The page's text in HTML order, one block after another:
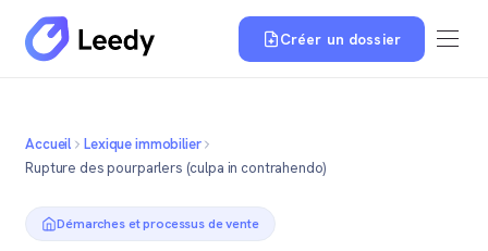
Créer un dossier
Accueil
Lexique immobilier
Rupture des pourparlers (culpa in contrahendo)
Démarches et processus de vente